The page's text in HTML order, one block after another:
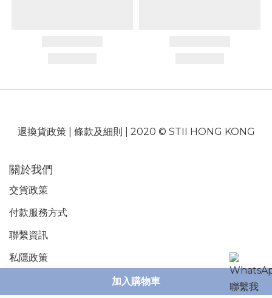
加入購物車
退換貨政策| 條款及細則 | 2020 © STII HONG KONG
關於我們
交貨政策
付款服務方式
聯繫資訊
私隱政策